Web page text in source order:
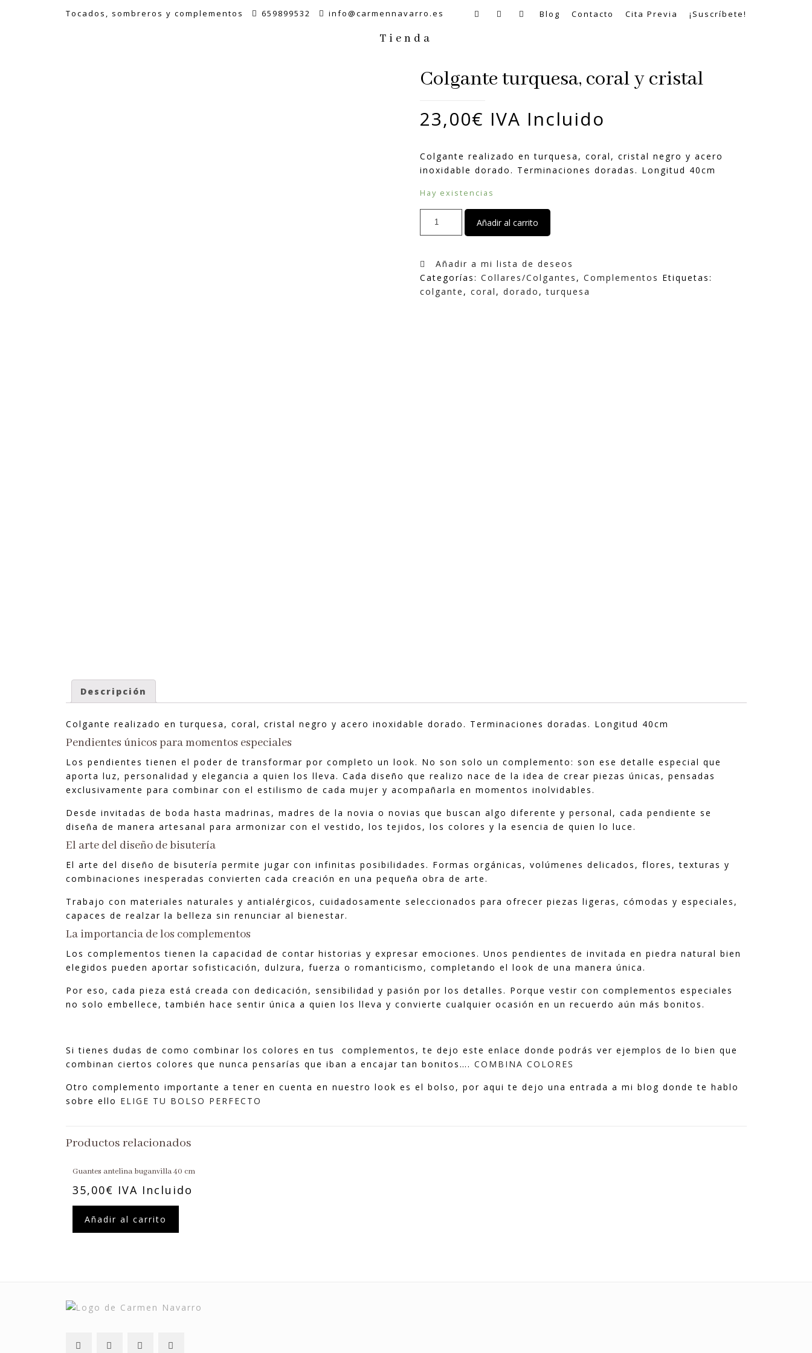
Tocados, sombreros y complementos 659899532 info@carmennavarro.es Blog Contacto Cita Previa ¡Suscríbete!
Tienda
Colgante turquesa, coral y cristal
23,00€ IVA Incluido
Colgante realizado en turquesa, coral, cristal negro y acero
inoxidable dorado. Terminaciones doradas. Longitud 40cm
Hay existencias
Colgante
cantidad
Añadir al carrito
Añadir a mi lista de deseos
Categorías: Collares/Colgantes , Complementos Etiquetas:
colgante , coral , dorado ,turquesa
Descripción
Colgante realizado en turquesa, coral, cristal negro y acero inoxidable dorado. Terminaciones doradas. Longitud 40cm
Pendientes únicos para momentos especiales
Los pendientes tienen el poder de transformar por completo un look. No son solo un complemento: son ese detalle especial que
aporta luz, personalidad y elegancia a quien los lleva. Cada diseño que realizo nace de la idea de crear piezas únicas, pensadas
exclusivamente para combinar con el estilismo de cada mujer y acompañarla en momentos inolvidables.
Desde invitadas de boda hasta madrinas, madres de la novia o novias que buscan algo diferente y personal, cada pendiente se
diseña de manera artesanal para armonizar con el vestido, los tejidos, los colores y la esencia de quien lo luce.
El arte del diseño de bisutería
El arte del diseño de bisutería permite jugar con infinitas posibilidades. Formas orgánicas, volúmenes delicados, flores, texturas y
combinaciones inesperadas convierten cada creación en una pequeña obra de arte.
Trabajo con materiales naturales y antialérgicos, cuidadosamente seleccionados para ofrecer piezas ligeras, cómodas y especiales,
capaces de realzar la belleza sin renunciar al bienestar.
La importancia de los complementos
Los complementos tienen la capacidad de contar historias y expresar emociones. Unos pendientes de invitada en piedra natural bien
elegidos pueden aportar sofisticación, dulzura, fuerza o romanticismo, completando el look de una manera única.
Por eso, cada pieza está creada con dedicación, sensibilidad y pasión por los detalles. Porque vestir con complementos especiales
no solo embellece, también hace sentir única a quien los lleva y convierte cualquier ocasión en un recuerdo aún más bonitos.
Si tienes dudas de como combinar los colores en tus complementos, te dejo este enlace donde podrás ver ejemplos de lo bien que
combinan ciertos colores que nunca pensarías que iban a encajar tan bonitos…. COMBINA COLORES
Otro complemento importante a tener en cuenta en nuestro look es el bolso, por aqui te dejo una entrada a mi blog donde te hablo
sobre ello ELIGE TU BOLSO PERFECTO
Productos relacionados
Guantes antelina buganvilla 40 cm
35,00€ IVA Incluido
Añadir al carrito